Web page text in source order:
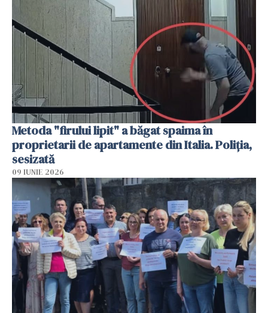
Metoda "firului lipit" a băgat spaima în
proprietarii de apartamente din Italia. Poliția,
sesizată
09 IUNIE 2026